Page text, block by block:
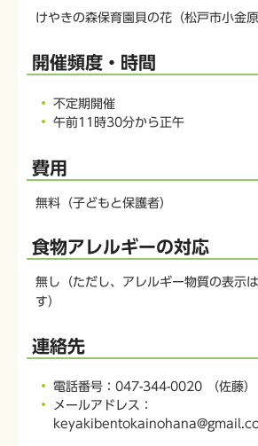
けやきの森保育園貝の花（松戸市小金
開催頻度・時間
不定期開催
午前11時30分から正午
費用
無料（子どもと保護者）
食物アレルギーの対応
無し（ただし、アレルギー物質の表示
す）
連絡先
電話番号：047-344-0020 （佐藤）
メールアドレス：